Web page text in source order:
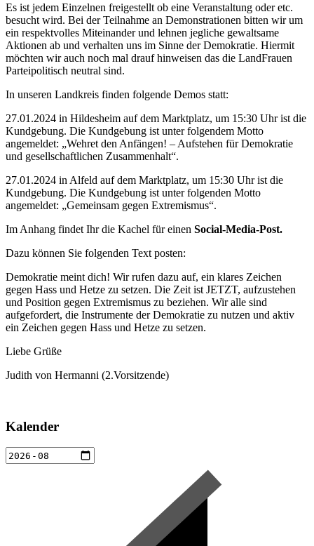
Es ist jedem Einzelnen freigestellt ob eine Veranstaltung oder etc.
besucht wird. Bei der Teilnahme an Demonstrationen bitten wir um
ein respektvolles Miteinander und lehnen jegliche gewaltsame
Aktionen ab und verhalten uns im Sinne der Demokratie. Hiermit
möchten wir auch noch mal drauf hinweisen das die LandFrauen
Parteipolitisch neutral sind.
In unseren Landkreis finden folgende Demos statt:
27.01.2024 in Hildesheim auf dem Marktplatz, um 15:30 Uhr ist die
Kundgebung. Die Kundgebung ist unter folgendem Motto
angemeldet: „Wehret den Anfängen! – Aufstehen für Demokratie
und gesellschaftlichen Zusammenhalt“.
27.01.2024 in Alfeld auf dem Marktplatz, um 15:30 Uhr ist die
Kundgebung. Die Kundgebung ist unter folgenden Motto
angemeldet: „Gemeinsam gegen Extremismus“.
Im Anhang findet Ihr die Kachel für einen Social-Media-Post.
Dazu können Sie folgenden Text posten:
Demokratie meint dich! Wir rufen dazu auf, ein klares Zeichen
gegen Hass und Hetze zu setzen. Die Zeit ist JETZT, aufzustehen
und Position gegen Extremismus zu beziehen. Wir alle sind
aufgefordert, die Instrumente der Demokratie zu nutzen und aktiv
ein Zeichen gegen Hass und Hetze zu setzen.
Liebe Grüße
Judith von Hermanni (2.Vorsitzende)
Kalender